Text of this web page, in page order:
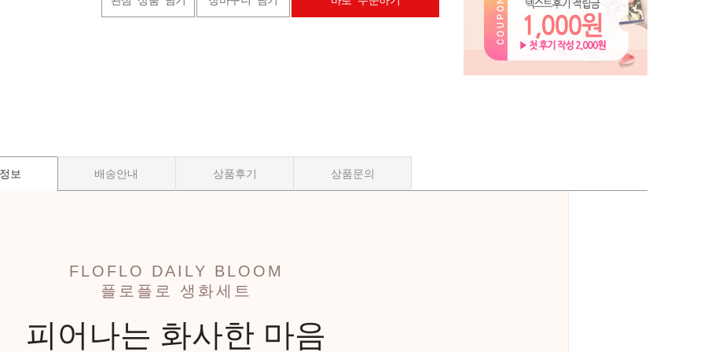
보 배송안내 상품후기 상품문의
FLOFLO DAILY BLOOM
플로플로 생화세트
피어나는 화사한 마음